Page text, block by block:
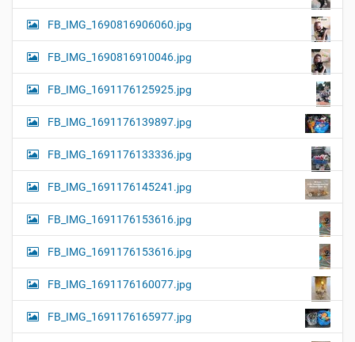
FB_IMG_1690816906060.jpg
FB_IMG_1690816910046.jpg
FB_IMG_1691176125925.jpg
FB_IMG_1691176139897.jpg
FB_IMG_1691176133336.jpg
FB_IMG_1691176145241.jpg
FB_IMG_1691176153616.jpg
FB_IMG_1691176153616.jpg
FB_IMG_1691176160077.jpg
FB_IMG_1691176165977.jpg